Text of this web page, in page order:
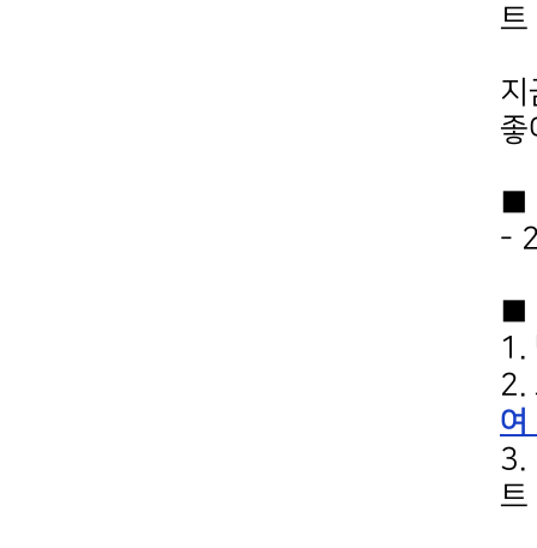
트
지
좋
■
-
■
1.
2.
여
3.
트